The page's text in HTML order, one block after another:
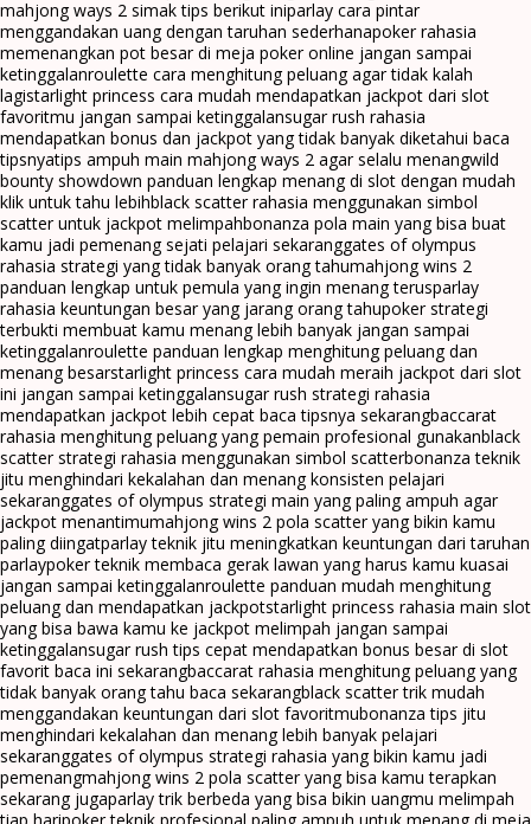
mahjong ways 2 simak tips berikut iniparlay cara pintar
menggandakan uang dengan taruhan sederhanapoker rahasia
memenangkan pot besar di meja poker online jangan sampai
ketinggalanroulette cara menghitung peluang agar tidak kalah
lagistarlight princess cara mudah mendapatkan jackpot dari slot
favoritmu jangan sampai ketinggalansugar rush rahasia
mendapatkan bonus dan jackpot yang tidak banyak diketahui baca
tipsnyatips ampuh main mahjong ways 2 agar selalu menangwild
bounty showdown panduan lengkap menang di slot dengan mudah
klik untuk tahu lebihblack scatter rahasia menggunakan simbol
scatter untuk jackpot melimpahbonanza pola main yang bisa buat
kamu jadi pemenang sejati pelajari sekaranggates of olympus
rahasia strategi yang tidak banyak orang tahumahjong wins 2
panduan lengkap untuk pemula yang ingin menang terusparlay
rahasia keuntungan besar yang jarang orang tahupoker strategi
terbukti membuat kamu menang lebih banyak jangan sampai
ketinggalanroulette panduan lengkap menghitung peluang dan
menang besarstarlight princess cara mudah meraih jackpot dari slot
ini jangan sampai ketinggalansugar rush strategi rahasia
mendapatkan jackpot lebih cepat baca tipsnya sekarangbaccarat
rahasia menghitung peluang yang pemain profesional gunakanblack
scatter strategi rahasia menggunakan simbol scatterbonanza teknik
jitu menghindari kekalahan dan menang konsisten pelajari
sekaranggates of olympus strategi main yang paling ampuh agar
jackpot menantimumahjong wins 2 pola scatter yang bikin kamu
paling diingatparlay teknik jitu meningkatkan keuntungan dari taruhan
parlaypoker teknik membaca gerak lawan yang harus kamu kuasai
jangan sampai ketinggalanroulette panduan mudah menghitung
peluang dan mendapatkan jackpotstarlight princess rahasia main slot
yang bisa bawa kamu ke jackpot melimpah jangan sampai
ketinggalansugar rush tips cepat mendapatkan bonus besar di slot
favorit baca ini sekarangbaccarat rahasia menghitung peluang yang
tidak banyak orang tahu baca sekarangblack scatter trik mudah
menggandakan keuntungan dari slot favoritmubonanza tips jitu
menghindari kekalahan dan menang lebih banyak pelajari
sekaranggates of olympus strategi rahasia yang bikin kamu jadi
pemenangmahjong wins 2 pola scatter yang bisa kamu terapkan
sekarang jugaparlay trik berbeda yang bisa bikin uangmu melimpah